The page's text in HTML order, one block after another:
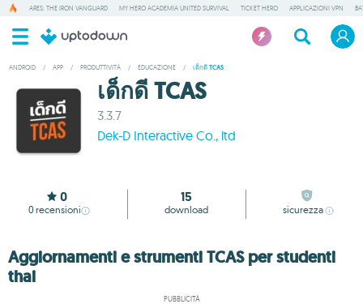
ARES: THE IRON VANGUARD MY HERO ACADEMIA UNITED SURVIVAL TICKET HERO APPLICAZIONI VPN
ANDROID / APP / PRODUTTIVITÀ / EDUCAZIONE / เด็กดี TCAS
เด็กดี TCAS
3.3.7
Dek-D Interactive Co., ltd
0
0 recensioni
15
download sicurezza
Aggiornamenti e strumenti TCAS per studenti
thai
PUBBLICITÀ